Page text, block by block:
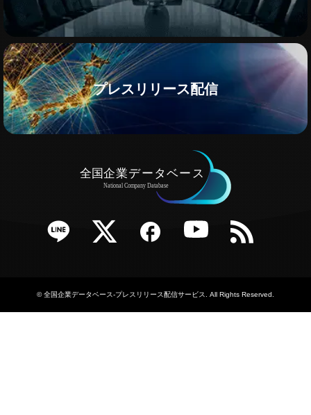
プレスリリース配信
Twitter Facebook YouTube RSS
©全国企業データベース-プレスリリース配信サービス . All Rights Reserved.